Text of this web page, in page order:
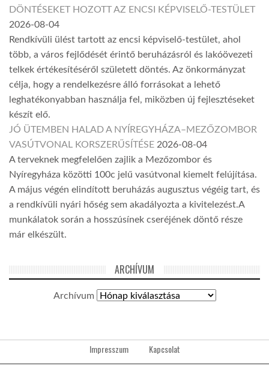
DÖNTÉSEKET HOZOTT AZ ENCSI KÉPVISELŐ-TESTÜLET
2026-08-04
Rendkívüli ülést tartott az encsi képviselő-testület, ahol
több, a város fejlődését érintő beruházásról és lakóövezeti
telkek értékesítéséről született döntés. Az önkormányzat
célja, hogy a rendelkezésre álló forrásokat a lehető
leghatékonyabban használja fel, miközben új fejlesztéseket
készít elő.
JÓ ÜTEMBEN HALAD A NYÍREGYHÁZA–MEZŐZOMBOR
VASÚTVONAL KORSZERŰSÍTÉSE 2026-08-04
A terveknek megfelelően zajlik a Mezőzombor és
Nyíregyháza közötti 100c jelű vasútvonal kiemelt felújítása.
A május végén elindított beruházás augusztus végéig tart, és
a rendkívüli nyári hőség sem akadályozta a kivitelezést.A
munkálatok során a hosszúsínek cseréjének döntő része
már elkészült.
ARCHÍVUM
Archívum
Impresszum Kapcsolat